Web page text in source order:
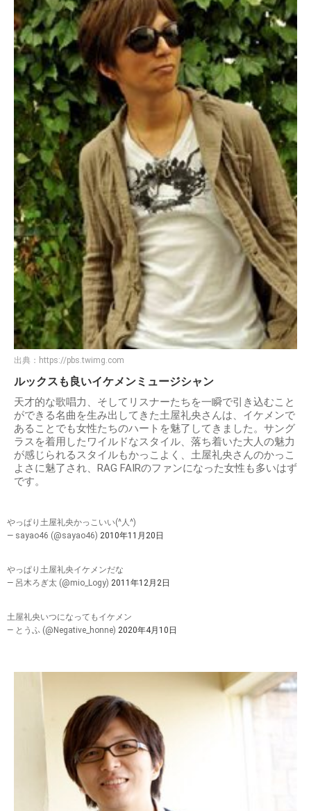
出典： https://pbs.twimg.com
ルックスも良いイケメンミュージシャン
天才的な歌唱力、そしてリスナーたちを一瞬で引き込むこと
ができる名曲を生み出してきた土屋礼央さんは、イケメンで
あることでも女性たちのハートを魅了してきました。サング
ラスを着用したワイルドなスタイル、落ち着いた大人の魅力
が感じられるスタイルもかっこよく、土屋礼央さんのかっこ
よさに魅了され、RAG FAIRのファンになった女性も多いはず
です。
やっぱり土屋礼央かっこいい(^人^)
— sayao46 (@sayao46) 2010年11月20日
やっぱり土屋礼央イケメンだな
— 呂木ろぎ太 (@mio_Logy) 2011年12月2日
土屋礼央いつになってもイケメン
— とうふ (@Negative_honne) 2020年4月10日